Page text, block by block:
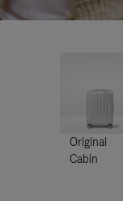
Original
Cabin